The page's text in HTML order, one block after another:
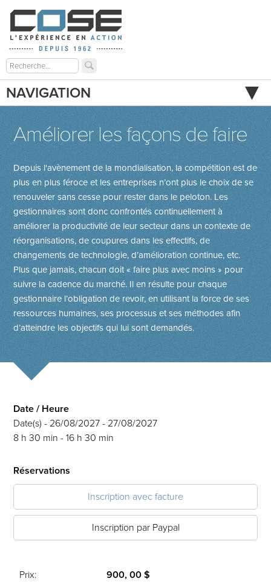
NAVIGATION
Améliorer les façons de faire
Depuis l'avènement de la mondialisation, la compétition est de
plus en plus féroce et les entreprises n’ont plus le choix de se
renouveler sans cesse pour rester dans le peloton. Les
gestionnaires sont donc confrontés continuellement à
améliorer la productivité de leur secteur dans un contexte de
réorganisations, de coupures dans les effectifs, de
changements de techno­logie, d’amélioration continue, etc.
Plus que jamais, chacun doit « faire plus avec moins » pour
suivre la cadence du marché. Il en résulte pour chaque
gestionnaire l’obligation de revoir, en utilisant la force de ses
ressources humaines, ses processus et ses méthodes afin
d’atteindre les objectifs qui lui sont demandés.
Date / Heure
Date(s) - 26/08/2027 - 27/08/2027
8 h 30 min - 16 h 30 min
Réservations
Inscription avec facture
Inscription par Paypal
Prix: 900, 00 $